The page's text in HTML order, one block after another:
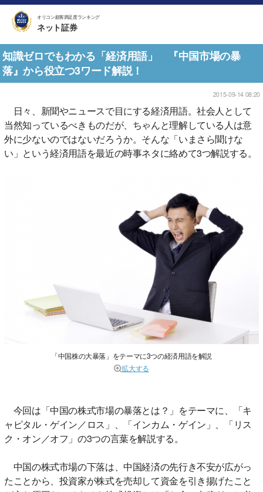
オリコン顧客満足度ランキング
ネット証券
知識ゼロでもわかる「経済用語」 『中国市場の暴
落』から役立つ3ワード解説！
2015-09-14 08:20
日々、新聞やニュースで目にする経済用語。社会人として
当然知っているべきものだが、ちゃんと理解している人は意
外に少ないのではないだろうか。そんな「いまさら聞けな
い」という経済用語を最近の時事ネタに絡めて3つ解説する。
「中国株の大暴落」をテーマに3つの経済用語を解説
拡大する
今回は「中国の株式市場の暴落とは？」をテーマに、「キ
ャピタル・ゲイン／ロス」、「インカム・ゲイン」、「リス
ク・オン／オフ」の3つの言葉を解説する。
中国の株式市場の下落は、中国経済の先行き不安が広がっ
たことから、投資家が株式を売却して資金を引き揚げたこと